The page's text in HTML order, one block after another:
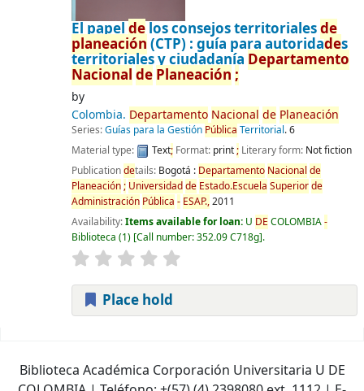
El papel delos consejos territorialesde
planeación (CTP) : guía para autoridades
territoriales y ciudadanía Departamento
Nacional de Planeación ;
by
Colombia. Departamento Nacional de Planeación
Series:Guías para la Gestión Pública Territorial. 6
Material type:
Text;Format: print;Literary form: Not fiction
Publicationdetails: Bogotá : Departamento Nacional de
Planeación; Universidadde Estado.Escuela Superiorde
Administración Pública - ESAP.,2011
Availability:Items available for loan: U DE COLOMBIA-
Biblioteca (1) Call number:352.09 C718g .
Place hold
Biblioteca Académica Corporación Universitaria U DE